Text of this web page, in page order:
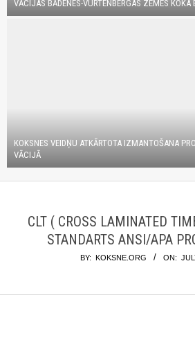
VĀCIJAS BĀDENES-VURTENBERGAS ZEMES KOKA
KOKSNES VEIDŅU ATKĀRTOTA IZMANTOŠANA
VĀCIJĀ
CLT ( CROSS LAMINATED
STANDARTS ANSI/APA
BY: KOKSNE.ORG ON: